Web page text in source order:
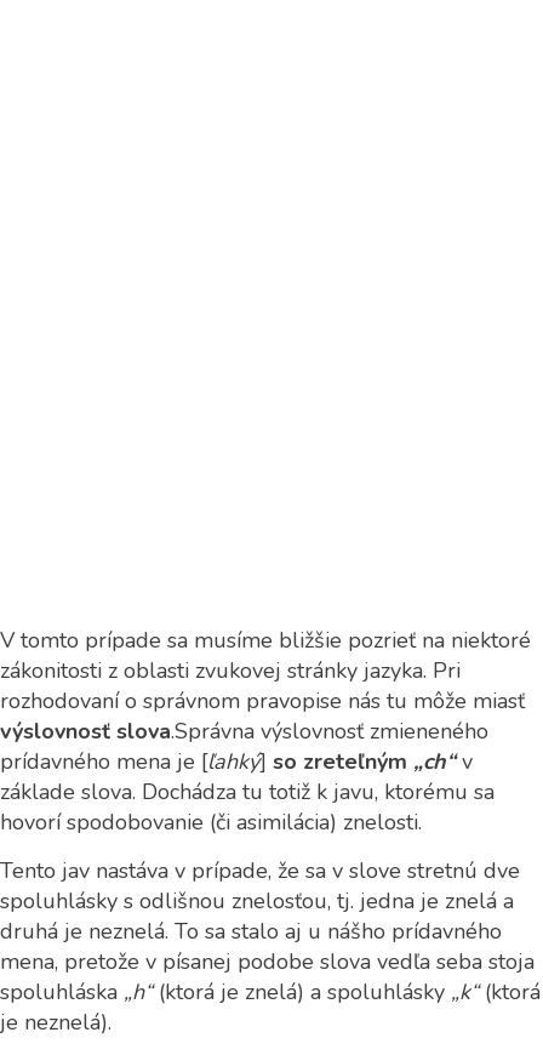
V tomto prípade sa musíme bližšie pozrieť na niektoré
zákonitosti z oblasti zvukovej stránky jazyka. Pri
rozhodovaní o správnom pravopise nás tu môže miasť
výslovnosť slova.Správna výslovnosť zmieneného
prídavného mena je [ľahký] so zreteľným „ch“v
základe slova. Dochádza tu totiž k javu, ktorému sa
hovorí spodobovanie (či asimilácia) znelosti.
Tento jav nastáva v prípade, že sa v slove stretnú dve
spoluhlásky s odlišnou znelosťou, tj. jedna je znelá a
druhá je neznelá. To sa stalo aj u nášho prídavného
mena, pretože v písanej podobe slova vedľa seba stoja
spoluhláska „h“(ktorá je znelá) a spoluhlásky „k“(ktorá
je neznelá).